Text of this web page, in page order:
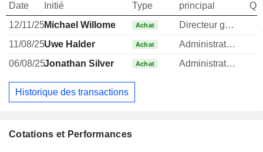
Cotations et Performances
Date Initié Type
principal
12/11/25Michael Willome Achat Directeur general
11/08/25Uwe Halder Achat Administrateur
06/08/25Jonathan Silver Achat Administrateur
Historique des transactions